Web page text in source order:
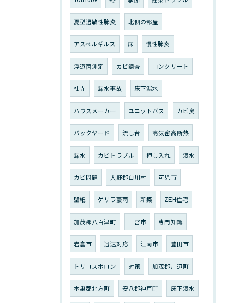
夏型過敏性肺炎 北側の部屋
アスペルギルス 床 慢性肺炎
浮遊菌測定 カビ調査 コンクリート
社寺 漏水事故 床下漏水
ハウスメーカー ユニットバス カビ臭
バックヤード 流し台 高気密高断熱
漏水 カビトラブル 押し入れ 浸水
カビ問題 大野郡白川村 可児市
壁紙 ゲリラ豪雨 新築 ZEH住宅
加茂郡八百津町 一宮市 専門知識
岩倉市 迅速対応 江南市 豊田市
トリコスポロン 対策 加茂郡川辺町
本巣郡北方町 安八郡神戸町 床下浸水